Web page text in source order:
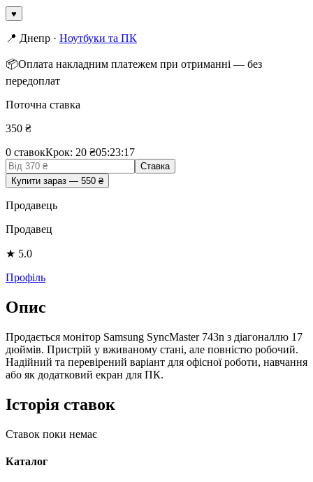
♥
📍 Днепр · Ноутбуки та ПК
📦Оплата накладним платежем при отриманні — без
передоплат
Поточна ставка
350 ₴
0 ставокКрок: 20 ₴05:23:17
Ставка
Купити зараз — 550 ₴
Продавець
Продавец
★ 5.0
Профіль
Опис
Продається монітор Samsung SyncMaster 743n з діагоналлю 17
дюймів. Пристрій у вживаному стані, але повністю робочий.
Надійний та перевірений варіант для офісної роботи, навчання
або як додатковий екран для ПК.
Історія ставок
Ставок поки немає
Каталог